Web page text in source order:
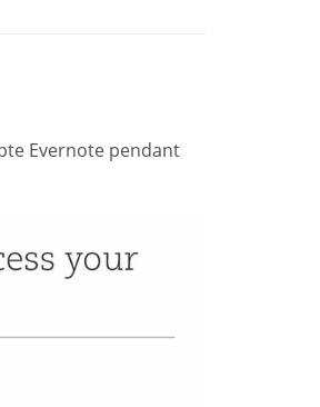
Evernote pendant